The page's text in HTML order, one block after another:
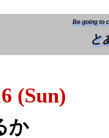
Be going to
と
(Sun)
か